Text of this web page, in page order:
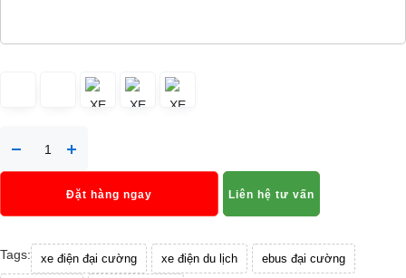
Đặt hàng ngay Liên hệ tư vấn
Tags: xe điện đại cường xe điện du lịch ebus đại cường